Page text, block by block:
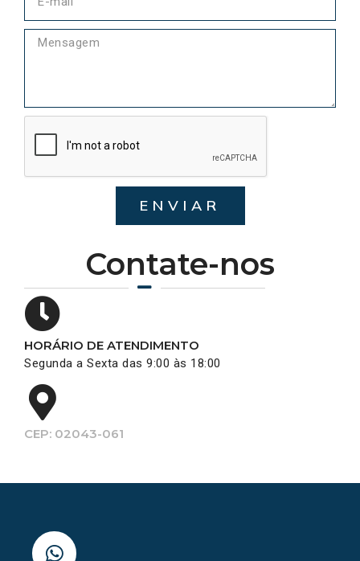
Contate-nos
HORÁRIO DE ATENDIMENTO
Segunda a Sexta das 9:00 às 18:00
CEP: 02043-061
ENVIAR